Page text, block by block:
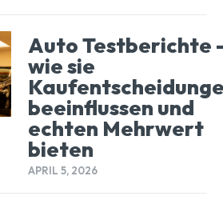
Auto Testberichte
wie sie
beeinflussen und
echten Mehrwert
bieten
APRIL 5, 2026